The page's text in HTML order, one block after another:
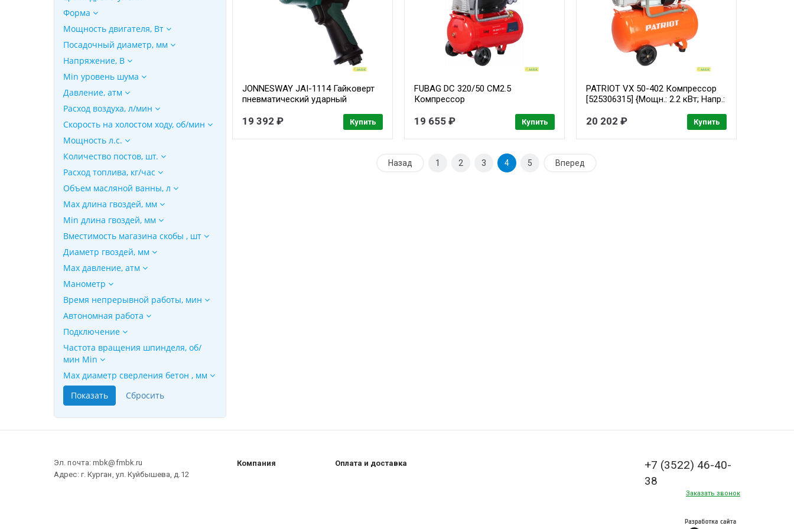
Форма
Мощность двигателя, Вт
Посадочный диаметр, мм
Напряжение, В
Min уровень шума
Давление, атм
Расход воздуха, л/мин
Скорость на холостом ходу, об/мин
Мощность л.с.
Количество постов, шт.
Расход топлива, кг/час
Объем масляной ванны, л
Max длина гвоздей, мм
Min длина гвоздей, мм
Вместимость магазина скобы , шт
Диаметр гвоздей, мм
Max давление, атм
Манометр
Время непрерывной работы, мин
Автономная работа
Подключение
Частота вращения шпинделя, об/
мин Min
Мах диаметр сверления бетон , мм
JONNESWAY JAI-1114 Гайковерт
пневматический ударный
мин., 1356 Нм
19 392 ₽ Купить
FUBAG DC 320/50 CM2.5
Компрессор
мин_50л_8бар_1.8кВт}
19 655 ₽ Купить
PATRIOT VX 50-402 Компрессор
[525306315] {Мощн.: 2.2 кВт; Напр.:
Производит.: 400 л/мин;
Об.ресивера: 50 л; Давл.: 8 бар;
20 202 ₽ Купить
Назад 1 2 3 4 5 Вперед
Эл. почта: mbk@fmbk.ru
Адрес: г. Курган, ул. Куйбышева, д.12
Компания Оплата и доставка
+7 (3522) 46-40-
38
Заказать звонок